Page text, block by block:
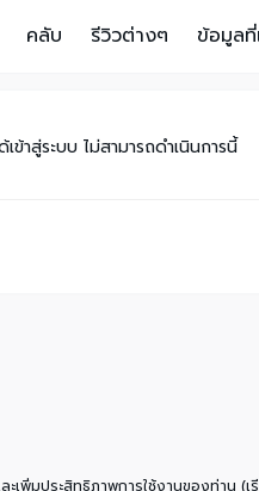
คลับ รีวิวต่างๆ ข้อมูล
าสู่ระบบ ไม่สามารถดำเนินการนี้
เพิ่มประสิทธิภาพการใช้งานของท่าน (เ